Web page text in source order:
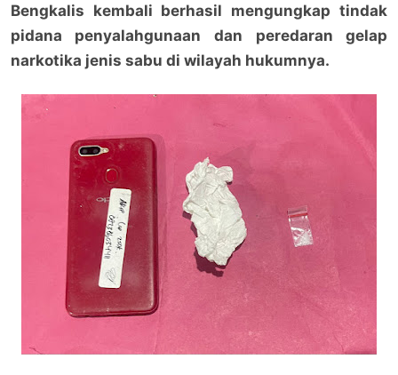
Bengkalis kembali berhasil mengungkap tindak
pidana penyalahgunaan dan peredaran gelap
narkotika jenis sabu di wilayah hukumnya.